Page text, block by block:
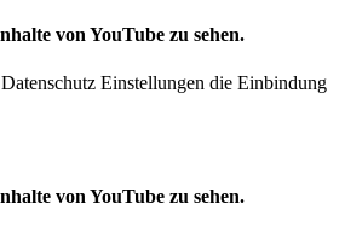
von YouTube zu sehen.
Einstellungen die Einbindung
von YouTube zu sehen.